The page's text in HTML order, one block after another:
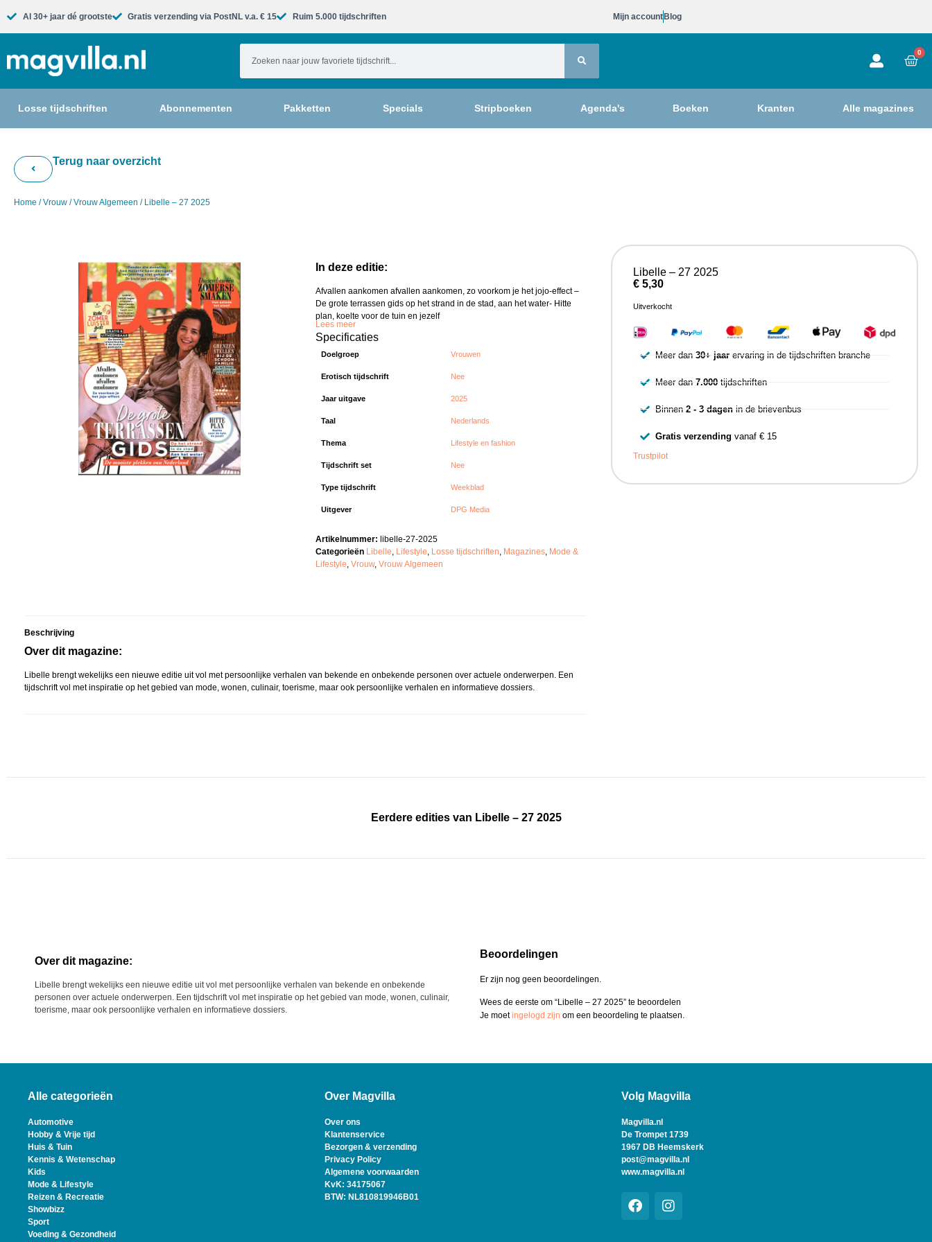
Al 30+ jaar dé grootste​ Gratis verzending via PostNL v.a. € 15 Ruim 5.000 tijdschriften​ Mijn account Blog
0
Losse tijdschriften Abonnementen Pakketten Specials Stripboeken Agenda's Boeken Kranten Alle magazines
Terug naar overzicht
Home /Vrouw /Vrouw Algemeen / Libelle – 27 2025
In deze editie:
Afvallen aankomen afvallen aankomen, zo voorkom je het jojo-effect –
De grote terrassen gids op het strand in de stad, aan het water- Hitte
plan, koelte voor de tuin en jezelf
Lees meer
Specificaties
Doelgroep Vrouwen
Erotisch tijdschrift Nee
Jaar uitgave 2025
Taal Nederlands
Thema Lifestyle en fashion
Tijdschrift set Nee
Type tijdschrift Weekblad
Uitgever DPG Media
Artikelnummer:libelle-27-2025
Categorieën Libelle, Lifestyle, Losse tijdschriften, Magazines, Mode &
Lifestyle,Vrouw,Vrouw Algemeen
Beschrijving
Over dit magazine:
Libelle brengt wekelijks een nieuwe editie uit vol met persoonlijke verhalen van bekende en onbekende personen over actuele onderwerpen. Een
tijdschrift vol met inspiratie op het gebied van mode, wonen, culinair, toerisme, maar ook persoonlijke verhalen en informatieve dossiers.
Libelle – 27 2025
€5,30
Uitverkocht
Meer dan30+ jaar ervaring in de tijdschriften branche
Meer dan7.000 tijdschriften
Binnen2 - 3 dagen in de brievenbus
Gratis verzending vanaf € 15
Trustpilot
Eerdere edities van Libelle – 27 2025
Over dit magazine:
Libelle brengt wekelijks een nieuwe editie uit vol met persoonlijke verhalen van bekende en onbekende
personen over actuele onderwerpen. Een tijdschrift vol met inspiratie op het gebied van mode, wonen, culinair,
toerisme, maar ook persoonlijke verhalen en informatieve dossiers.
Beoordelingen
Er zijn nog geen beoordelingen.
Wees de eerste om “Libelle – 27 2025” te beoordelen
Je moetingelogd zijn om een beoordeling te plaatsen.
Alle categorieën
Automotive
Hobby & Vrije tijd
Huis & Tuin
Kennis & Wetenschap
Kids
Mode & Lifestyle
Reizen & Recreatie
Showbizz
Sport
Voeding & Gezondheid
Over Magvilla
Over ons
Klantenservice
Bezorgen & verzending
Privacy Policy
Algemene voorwaarden
KvK: 34175067
BTW: NL810819946B01
Volg Magvilla
Magvilla.nl
De Trompet 1739
1967 DB Heemskerk
post@magvilla.nl
www.magvilla.nl